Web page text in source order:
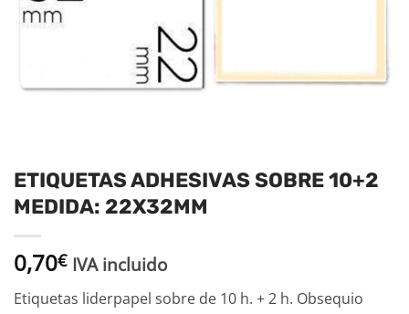
ETIQUETAS ADHESIVAS SOBRE 10+2
MEDIDA: 22X32MM
0,70€ IVA incluido
Etiquetas liderpapel sobre de 10 h. + 2 h. Obsequio